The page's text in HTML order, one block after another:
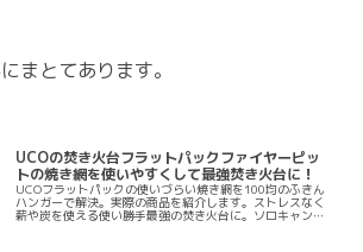
まとてあります。
UCOの焚き火台フラットパックファイヤーピッ
トの焼き網を使いやすくして最強焚き火台に！
UCOフラットパックの使いづらい焼き網を100均のふきん
ハンガーで解決。実際の商品を紹介します。ストレスなく
薪や炭を使える使い勝手最強の焚き火台に。ソロキャン